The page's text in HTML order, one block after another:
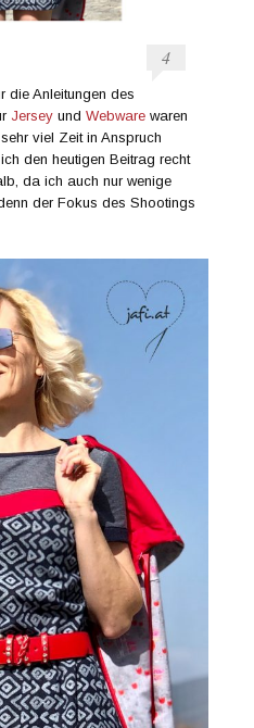
4
die Anleitungen des
Jersey undWebware waren
viel Zeit in Anspruch
den heutigen Beitrag recht
da ich auch nur wenige
der Fokus des Shootings